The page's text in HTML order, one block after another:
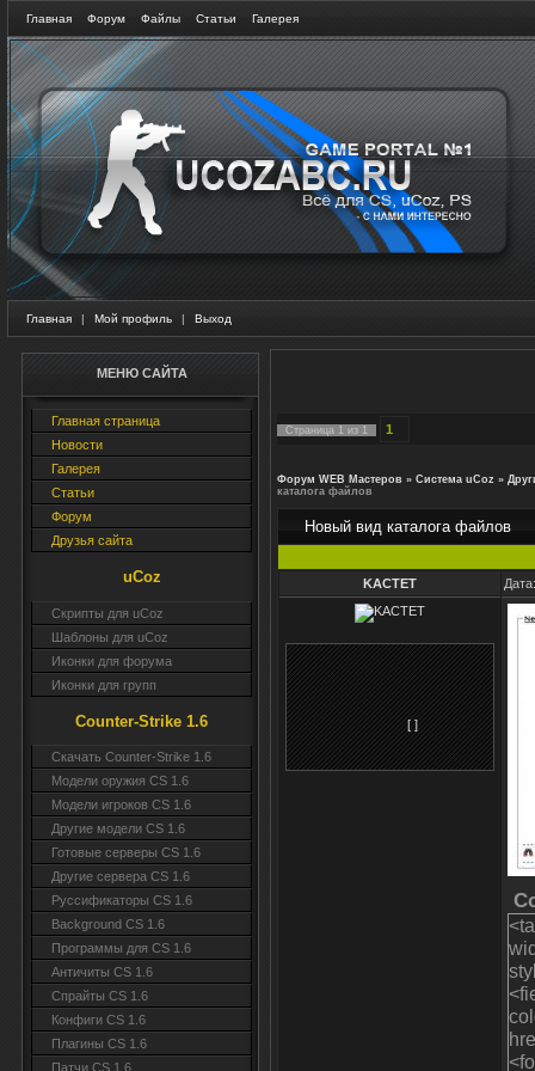
Главная Форум Файлы Статьи Галерея
Главная | Мой профиль | Выход
МЕНЮ САЙТА
Главная страница
Новости
Галерея
Статьи
Форум
Друзья сайта
uCoz
Скрипты для uCoz
Шаблоны для uCoz
Иконки для форума
Иконки для групп
Counter-Strike 1.6
Скачать Counter-Strike 1.6
Модели оружия CS 1.6
Модели игроков CS 1.6
Другие модели CS 1.6
Готовые серверы CS 1.6
Другие сервера CS 1.6
Руссификаторы CS 1.6
Background CS 1.6
Программы для CS 1.6
Античиты CS 1.6
Спрайты CS 1.6
Конфиги CS 1.6
Плагины CS 1.6
Патчи CS 1.6
Страница 1 из 1 1
Форум WEB Мастеров » Система uCoz »
каталога файлов
Новый вид каталога файлов
KACTET
[ ]